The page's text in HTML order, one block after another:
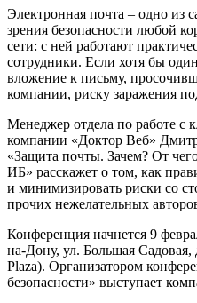
Электронная почта – одно из
зрения безопасности любой
сети: с ней работают
сотрудники. Если хотя бы
вложение к письму,
компании, риску заражения
Менеджер отдела по работе с
компании «Доктор Веб»
«Защита почты. Зачем? От
ИБ» расскажет о том, как
и минимизировать риски со
прочих нежелательных
Конференция начнется 9
на-Дону, ул. Большая Садовая,
Plaza). Организатором
безопасности» выступает